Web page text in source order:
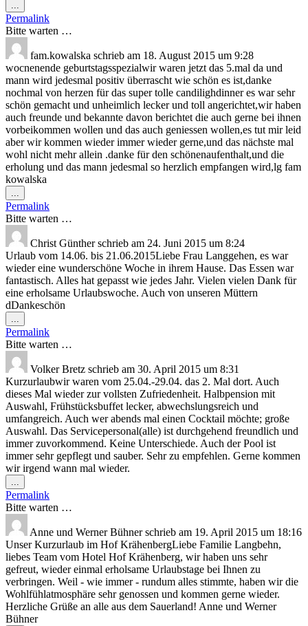
...
Metabox
ein-/ausblenden.
Permalink
Bitte warten …
fam.kowalska schrieb am 18. August 2015 um 9:28
wocnenende geburtstagsspezialwir waren jetzt das 5.mal da und
mann wird jedesmal positiv überrascht wie schön es ist,danke
nochmal von herzen für das super tolle candilighdinner es war sehr
schön gemacht und unheimlich lecker und toll angerichtet,wir haben
auch freunde und bekannte davon berichtet die auch gerne bei ihnen
vorbeikommen wollen und das auch geniessen wollen,es tut mir leid
aber wir kommen wieder immer wieder gerne,und das nächste mal
wohl nicht mehr allein .danke für den schönenaufenthalt,und die
erholung und das mann jedesmal so herzlich empfangen wird,lg fam
kowalska
...
Metabox
ein-/ausblenden.
Permalink
Bitte warten …
Christ Güntherschrieb am 24. Juni 2015 um 8:24
Urlaub vom 14.06. bis 21.06.2015Liebe Frau Langgehen, es war
wieder eine wunderschöne Woche in ihrem Hause. Das Essen war
fantastisch. Alles hat gepasst wie jedes Jahr. Vielen vielen Dank für
eine erholsame Urlaubswoche. Auch von unseren Müttern
dDankeschön
...
Metabox
ein-/ausblenden.
Permalink
Bitte warten …
Volker Bretz schrieb am 30. April 2015 um 8:31
Kurzurlaubwir waren vom 25.04.-29.04. das 2. Mal dort. Auch
dieses Mal wieder zur vollsten Zufriedenheit. Halbpension mit
Auswahl, Frühstücksbuffet lecker, abwechslungsreich und
umfangreich. Auch wer abends mal einen Cocktail möchte; große
Auswahl. Das Servicepersonal(alle) ist durchgehend freundlich und
immer zuvorkommend. Keine Unterschiede. Auch der Pool ist
immer sehr gepflegt und sauber. Sehr zu empfehlen. Gerne kommen
wir irgend wann mal wieder.
...
Metabox
ein-/ausblenden.
Permalink
Bitte warten …
Anne und Werner Bühnerschrieb am 19. April 2015 um 18:16
Unser Kurzurlaub im Hof KrähenbergLiebe Familie Langbehn,
liebes Team vom Hotel Hof Krähenberg, wir haben uns sehr
gefreut, wieder einmal erholsame Urlaubstage bei Ihnen zu
verbringen. Weil - wie immer - rundum alles stimmte, haben wir die
Wohlfühlatmosphäre sehr genossen und kommen gerne wieder.
Herzliche Grüße an alle aus dem Sauerland! Anne und Werner
Bühner